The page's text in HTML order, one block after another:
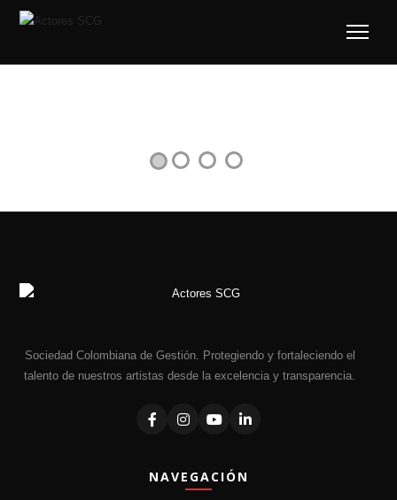
Sociedad Colombiana de Gestión. Protegiendo y fortaleciendo el
talento de nuestros artistas desde la excelencia y transparencia.
NAVEGACIÓN